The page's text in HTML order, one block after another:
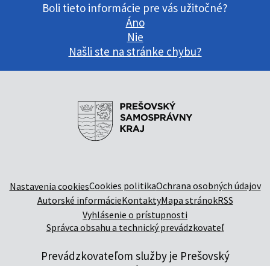
Boli tieto informácie pre vás užitočné?
Áno
Nie
Našli ste na stránke chybu?
Nastavenia cookiesCookies politikaOchrana osobných údajov
Autorské informácieKontaktyMapa stránokRSS
Vyhlásenie o prístupnosti
Správca obsahu a technický prevádzkovateľ
Prevádzkovateľom služby je Prešovský